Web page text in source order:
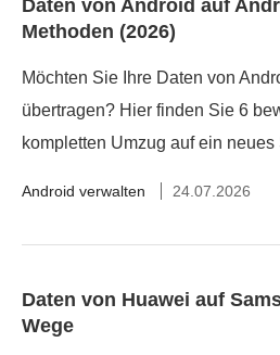
Daten von Android auf
Methoden (2026)
Möchten Sie Ihre Daten von
übertragen? Hier finden Sie 6
kompletten Umzug auf ein neues
Android verwalten 24.07.2026
Daten von Huawei auf
Wege